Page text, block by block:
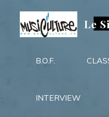
contenu
Le
B.O.F.
INTERVIEW